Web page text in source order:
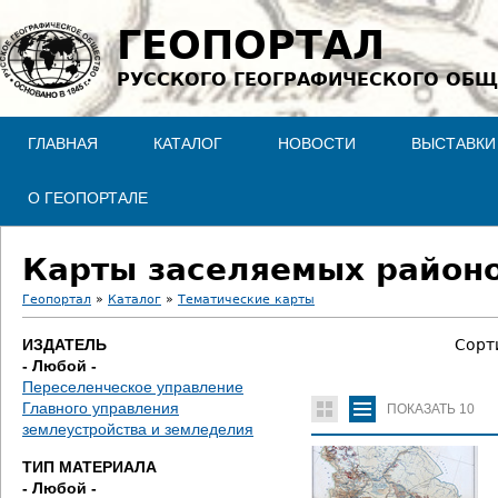
Jump to navigation
ГЕОПОРТАЛ
РУССКОГО ГЕОГРАФИЧЕСКОГО
ГЛАВНАЯ КАТАЛОГ НОВОСТИ ВЫСТАВКИ
О ГЕОПОРТАЛЕ
Карты заселяемых
В
ы
з
д
Геопортал » Каталог » Тематические карты
ИЗДАТЕЛЬ
- Любой -
Переселенческое управление
Главного управления
землеустройства и земледелия
ТИП МАТЕРИАЛА
- Любой -
ПОКАЗАТЬ 10